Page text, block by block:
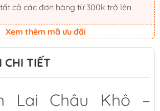
tất cả các đơn hàng từ 300k trở lên
Xem thêm mã ưu đãi
CHI TIẾT
Lai Châu Khô –